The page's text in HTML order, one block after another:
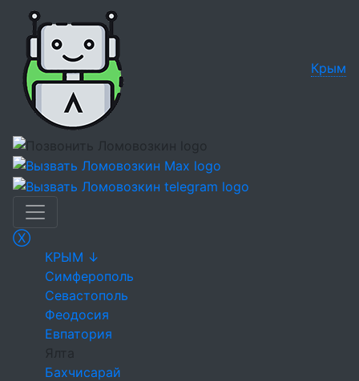
Крым
Ⓧ
КРЫМ ↓
Симферополь
Севастополь
Феодосия
Евпатория
Ялта
Бахчисарай